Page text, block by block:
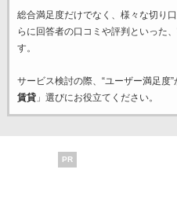
総合満足度だけでなく、様々な切り口
らに回答者の口コミや評判といった
す。
サービス検討の際、“ユーザー満足度
賃貸」選びにお役立てください。
PR